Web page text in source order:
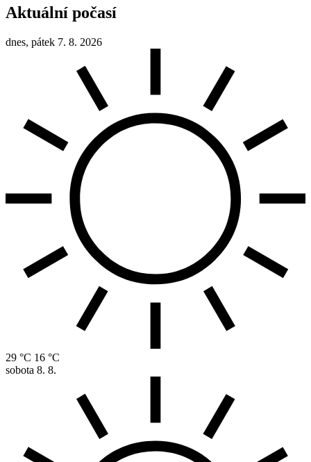
Aktuální počasí
dnes, pátek 7. 8. 2026
29 °C 16 °C
sobota 8. 8.